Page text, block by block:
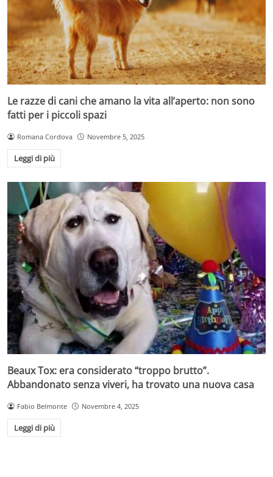
Le razze di cani che amano la vita all’aperto: non sono
fatti per i piccoli spazi
Romana Cordova Novembre 5, 2025
Leggi di più
Beaux Tox: era considerato “troppo brutto”.
Abbandonato senza viveri, ha trovato una nuova casa
Fabio Belmonte Novembre 4, 2025
Leggi di più